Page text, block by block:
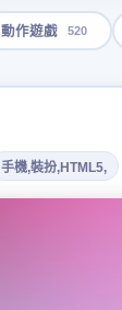
動作遊戲 520
手機,裝扮,HTML5,